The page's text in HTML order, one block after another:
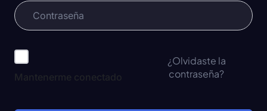
Mantenerme conectado
¿Olvidaste la
contraseña?